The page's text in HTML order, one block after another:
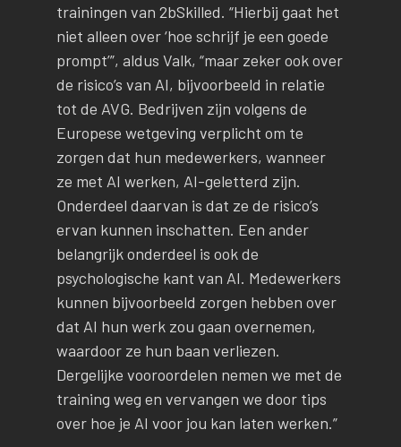
trainingen van 2bSkilled. “Hierbij gaat het
niet alleen over ‘hoe schrijf je een goede
prompt’”, aldus Valk, “maar zeker ook over
de risico’s van AI, bijvoorbeeld in relatie
tot de AVG. Bedrijven zijn volgens de
Europese wetgeving verplicht om te
zorgen dat hun medewerkers, wanneer
ze met AI werken, AI-geletterd zijn.
Onderdeel daarvan is dat ze de risico’s
ervan kunnen inschatten. Een ander
belangrijk onderdeel is ook de
psychologische kant van AI. Medewerkers
kunnen bijvoorbeeld zorgen hebben over
dat AI hun werk zou gaan overnemen,
waardoor ze hun baan verliezen.
Dergelijke vooroordelen nemen we met de
training weg en vervangen we door tips
over hoe je AI voor jou kan laten werken.”